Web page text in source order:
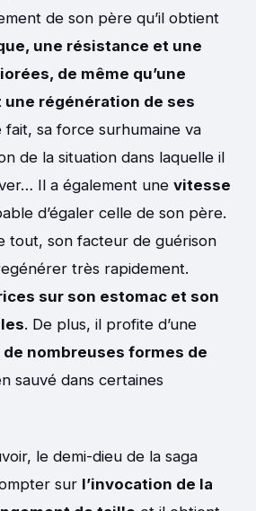
de son père qu’il obtient
une résistance et une
de même qu’une
régénération de ses
fait, sa force surhumaine va
de la situation dans laquelle il
Il a également une vitesse
d’égaler celle de son père.
tout, son facteur de guérison
très rapidement.
sur son estomac et son
. De plus, il profite d’une
nombreuses formes de
sauvé dans certaines
le demi-dieu de la saga
sur l’invocation de la